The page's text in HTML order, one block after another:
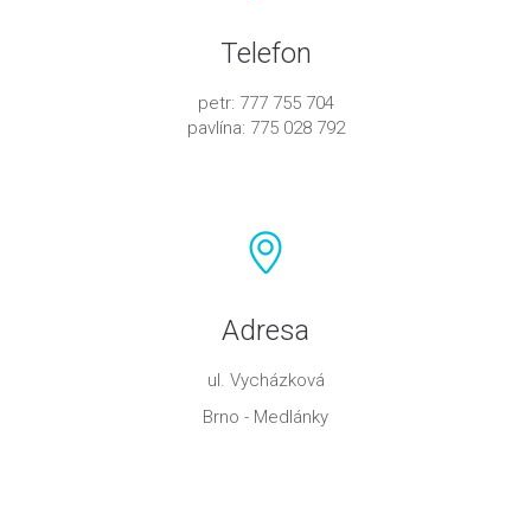
Telefon
petr: 777 755 704
pavlína: 775 028 792
Adresa
ul. Vycházková
Brno - Medlánky